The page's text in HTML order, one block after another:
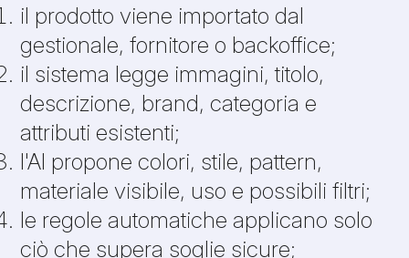
il prodotto viene importato dal
gestionale, fornitore o backoffice;
il sistema legge immagini, titolo,
descrizione, brand, categoria e
attributi esistenti;
l'AI propone colori, stile, pattern,
materiale visibile, uso e possibili filtri;
le regole automatiche applicano solo
ciò che supera soglie sicure;